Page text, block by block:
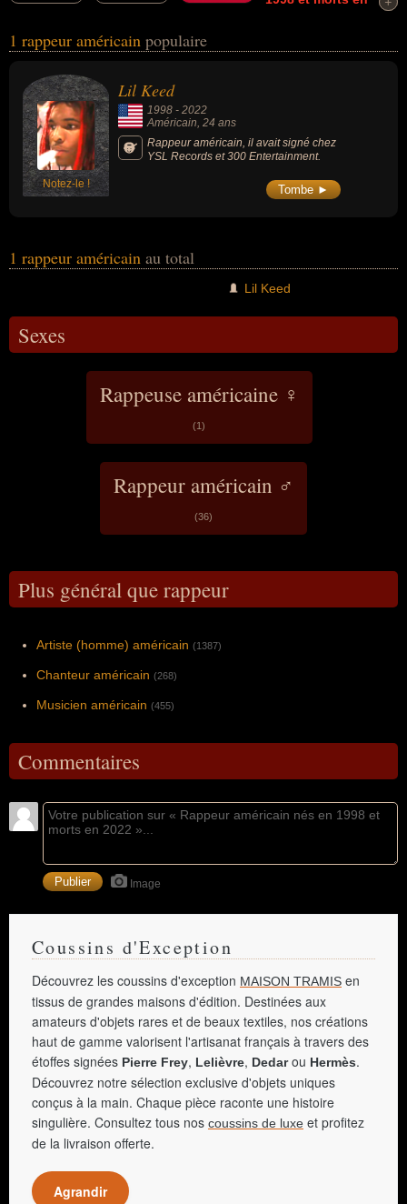
(de sexe masculin) peuvent avoir des liens variés dans les
également avoir été artiste, chanteur ou musicien.
1 rappeur américain populaire
Notez-le !
Lil Keed
1998 - 2022
Américain, 24 ans
Rappeur américain, il avait signé chez
YSL Records et 300 Entertainment.
Tombe ►
1 rappeur américain au total
Lil Keed
Sexes
Rappeuse américaine ♀
(1)
Rappeur américain ♂
(36)
Plus général que rappeur
Artiste (homme) américain (1387)
Chanteur américain (268)
Musicien américain (455)
Commentaires
Image
Coussins d'Exception
Découvrez les coussins d'exception MAISON TRAMIS en
tissus de grandes maisons d'édition. Destinées aux
amateurs d'objets rares et de beaux textiles, nos créations
haut de gamme valorisent l'artisanat français à travers des
étoffes signées Pierre Frey, Lelièvre, Dedarou Hermès.
Découvrez notre sélection exclusive d'objets uniques
conçus à la main. Chaque pièce raconte une histoire
singulière. Consultez tous nos coussins de luxe et profitez
de la livraison offerte.
Agrandir